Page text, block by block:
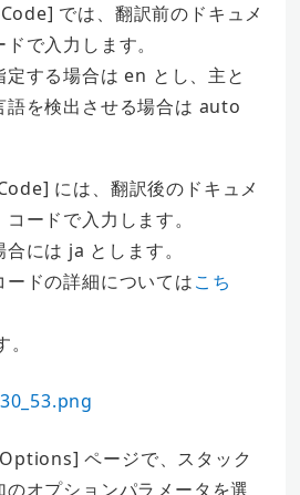
では、翻訳前のドキュメ
で入力します。
する場合は en とし、主と
語を検出させる場合は auto
には、翻訳後のドキュメ
ードで入力します。
には ja とします。
ードの詳細についてはこち
ページで、スタック
オプションパラメータを選